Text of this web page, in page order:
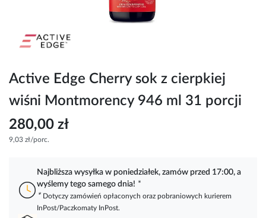
Active Edge Cherry sok z cierpkiej
wiśni Montmorency 946 ml 31 porcji
280,00 zł
9,03 zł/porc.
Najbliższa wysyłka w poniedziałek, zamów przed 17:00, a
wyślemy tego samego dnia! *
* Dotyczy zamówień opłaconych oraz pobraniowych kurierem
InPost/Paczkomaty InPost.